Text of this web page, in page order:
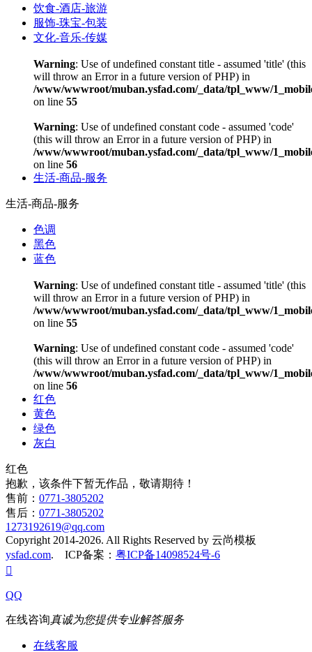
饮食-酒店-旅游
服饰-珠宝-包装
文化-音乐-传媒
Warning: Use of undefined constant title - assumed 'title' (this
will throw an Error in a future version of PHP) in
/www/wwwroot/muban.ysfad.com/_data/tpl_www/
on line 55
Warning: Use of undefined constant code - assumed 'code'
(this will throw an Error in a future version of PHP) in
/www/wwwroot/muban.ysfad.com/_data/tpl_www/
on line 56
生活-商品-服务
生活-商品-服务
色调
黑色
蓝色
Warning: Use of undefined constant title - assumed 'title' (this
will throw an Error in a future version of PHP) in
/www/wwwroot/muban.ysfad.com/_data/tpl_www/
on line 55
Warning: Use of undefined constant code - assumed 'code'
(this will throw an Error in a future version of PHP) in
/www/wwwroot/muban.ysfad.com/_data/tpl_www/
on line 56
红色
黄色
绿色
灰白
红色
抱歉，该条件下暂无作品，敬请期待！
售前： 0771-3805202
售后： 0771-3805202
1273192619@qq.com
Copyright 2014-2026. All Rights Reserved by 云尚模板
ysfad.com. ICP备案： 粤ICP备14098524号-6

QQ
在线咨询真诚为您提供专业解答服务
在线客服